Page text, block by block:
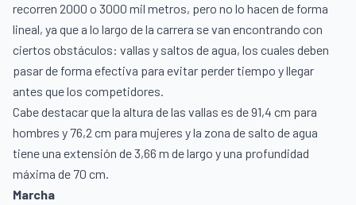
recorren 2000 o 3000 mil metros, pero no lo hacen de forma
lineal, ya que a lo largo de la carrera se van encontrando con
ciertos obstáculos: vallas y saltos de agua, los cuales deben
pasar de forma efectiva para evitar perder tiempo y llegar
antes que los competidores.
Cabe destacar que la altura de las vallas es de 91,4 cm para
hombres y 76,2 cm para mujeres y la zona de salto de agua
tiene una extensión de 3,66 m de largo y una profundidad
máxima de 70 cm.
Marcha